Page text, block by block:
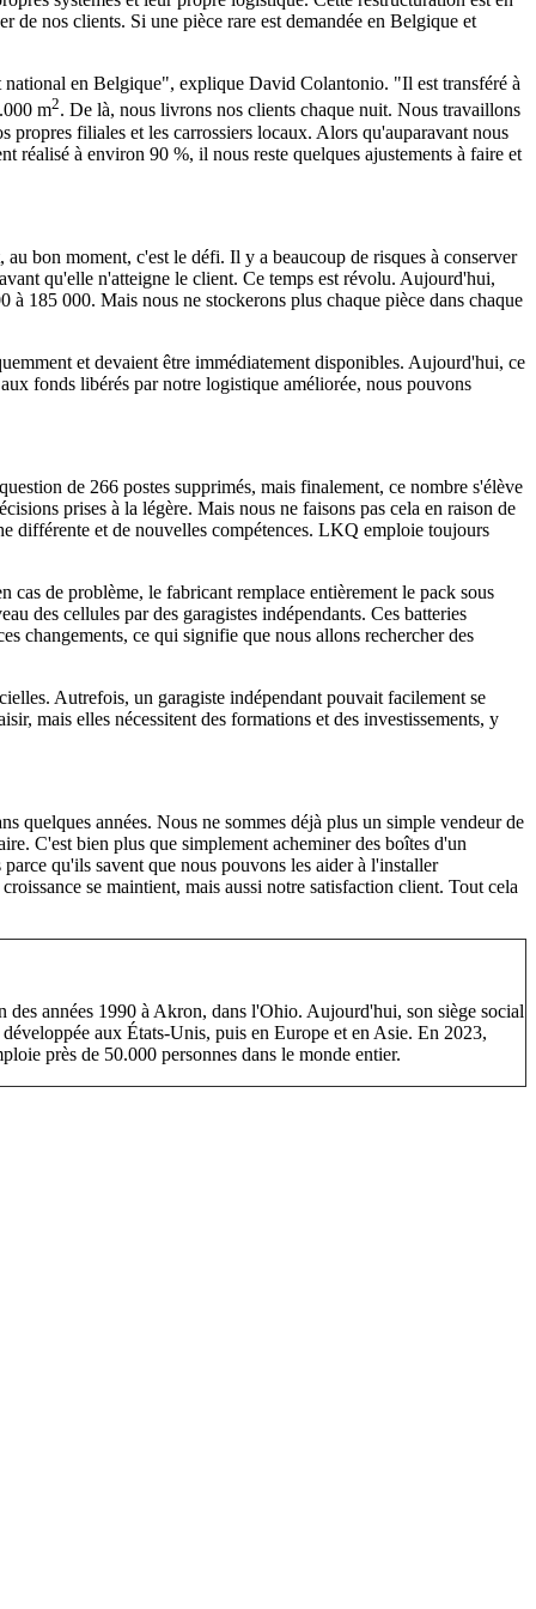
nos clients. Si une pièce rare est demandée en Belgique et
en Belgique", explique David Colantonio. "Il est transféré à
m2. De là, nous livrons nos clients chaque nuit. Nous travaillons
propres filiales et les carrossiers locaux. Alors qu'auparavant nous
à environ 90 %, il nous reste quelques ajustements à faire et
bon moment, c'est le défi. Il y a beaucoup de risques à conserver
qu'elle n'atteigne le client. Ce temps est révolu. Aujourd'hui,
185 000. Mais nous ne stockerons plus chaque pièce dans chaque
et devaient être immédiatement disponibles. Aujourd'hui, ce
fonds libérés par notre logistique améliorée, nous pouvons
de 266 postes supprimés, mais finalement, ce nombre s'élève
prises à la légère. Mais nous ne faisons pas cela en raison de
différente et de nouvelles compétences. LKQ emploie toujours
de problème, le fabricant remplace entièrement le pack sous
des cellules par des garagistes indépendants. Ces batteries
changements, ce qui signifie que nous allons rechercher des
Autrefois, un garagiste indépendant pouvait facilement se
mais elles nécessitent des formations et des investissements, y
années. Nous ne sommes déjà plus un simple vendeur de
C'est bien plus que simplement acheminer des boîtes d'un
qu'ils savent que nous pouvons les aider à l'installer
se maintient, mais aussi notre satisfaction client. Tout cela
années 1990 à Akron, dans l'Ohio. Aujourd'hui, son siège social
aux États-Unis, puis en Europe et en Asie. En 2023,
près de 50.000 personnes dans le monde entier.